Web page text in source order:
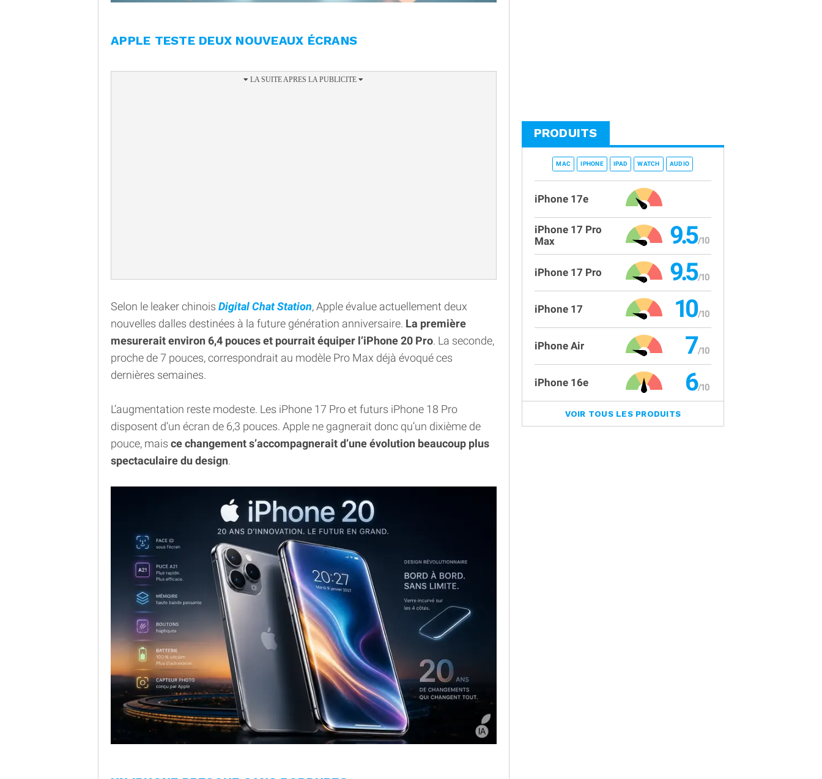
APPLE TESTE DEUX NOUVEAUX ÉCRANS
Selon le leaker chinois Digital Chat Station, Apple évalue actuellement deux
nouvelles dalles destinées à la future génération anniversaire. La première
mesurerait environ 6,4 pouces et pourrait équiper l’iPhone 20 Pro. La seconde,
proche de 7 pouces, correspondrait au modèle Pro Max déjà évoqué ces
dernières semaines.
L’augmentation reste modeste. Les iPhone 17 Pro et futurs iPhone 18 Pro
disposent d’un écran de 6,3 pouces. Apple ne gagnerait donc qu’un dixième de
pouce, mais ce changement s’accompagnerait d’une évolution beaucoup plus
spectaculaire du design.
PRODUITS
MAC IPHONE IPAD WATCH AUDIO
iPhone 17e
iPhone 17 Pro
Max
9.5
iPhone 17 Pro 9.5
iPhone 17 10
iPhone Air 7
iPhone 16e 6
VOIR TOUS LES PRODUITS